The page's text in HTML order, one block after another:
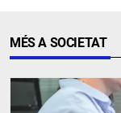
MÉS A SOCIETAT